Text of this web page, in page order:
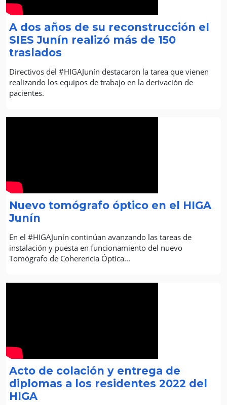
A dos años de su reconstrucción el
SIES Junín realizó más de 150
traslados
Directivos del #HIGAJunín destacaron la tarea que vienen
realizando los equipos de trabajo en la derivación de
pacientes.
Nuevo tomógrafo óptico en el HIGA
Junín
En el #HIGAJunín continúan avanzando las tareas de
instalación y puesta en funcionamiento del nuevo
Tomógrafo de Coherencia Óptica...
Acto de colación y entrega de
diplomas a los residentes 2022 del
HIGA